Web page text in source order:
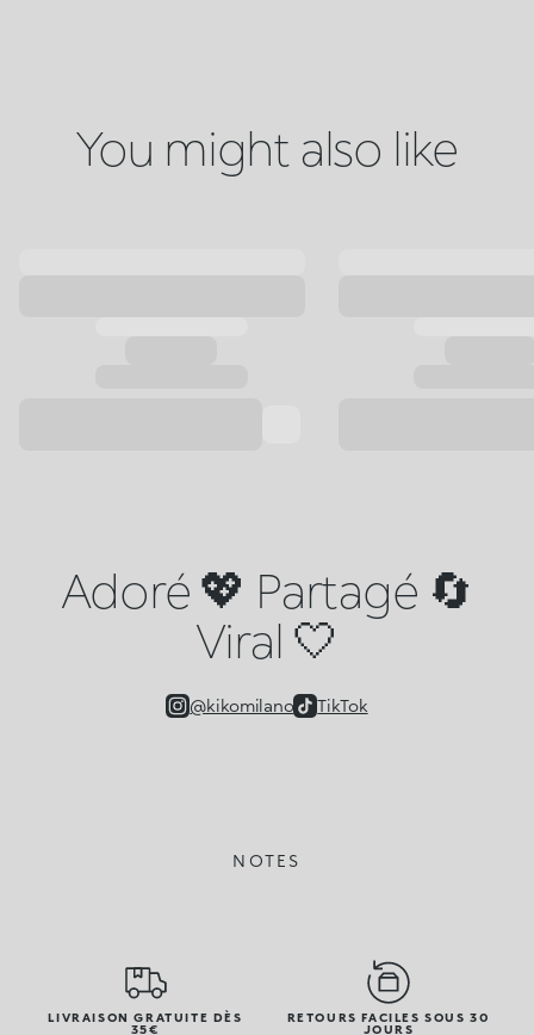
You might also like
Adoré 💖 Partagé 🔄
Viral 🤍
@kikomilano TikTok
NOTES
LIVRAISON GRATUITE DÈS
35€
RETOURS FACILES SOUS 30
JOURS